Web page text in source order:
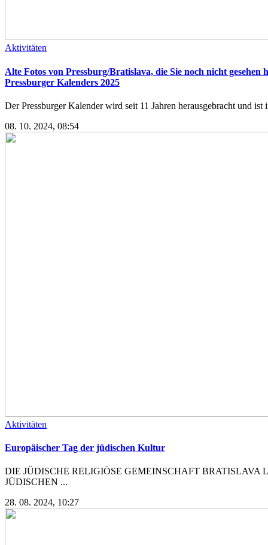
Aktivitäten
Alte Fotos von Pressburg/Bratislava, die Sie noch nicht gesehen
Pressburger Kalenders 2025
Der Pressburger Kalender wird seit 11 Jahren herausgebracht und
08. 10. 2024, 08:54
Aktivitäten
Europäischer Tag der jüdischen Kultur
DIE JÜDISCHE RELIGIÖSE GEMEINSCHAFT
JÜDISCHEN ...
28. 08. 2024, 10:27